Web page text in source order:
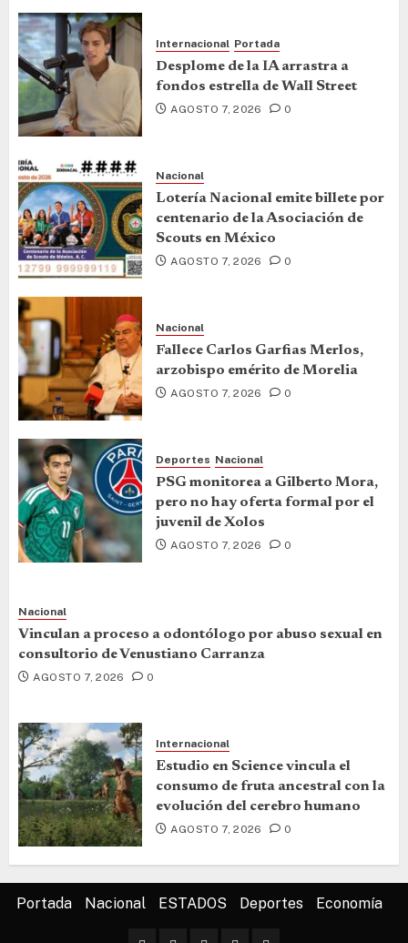
Internacional Portada
Desplome de la IA arrastra a
fondos estrella de Wall Street
AGOSTO 7, 2026 0
Nacional
Lotería Nacional emite billete por
centenario de la Asociación de
Scouts en México
AGOSTO 7, 2026 0
Nacional
Fallece Carlos Garfias Merlos,
arzobispo emérito de Morelia
AGOSTO 7, 2026 0
Deportes Nacional
PSG monitorea a Gilberto Mora,
pero no hay oferta formal por el
juvenil de Xolos
AGOSTO 7, 2026 0
Nacional
Vinculan a proceso a odontólogo por abuso sexual en
consultorio de Venustiano Carranza
AGOSTO 7, 2026 0
Internacional
Estudio en Science vincula el
consumo de fruta ancestral con la
evolución del cerebro humano
AGOSTO 7, 2026 0
Portada Nacional ESTADOS Deportes Economía